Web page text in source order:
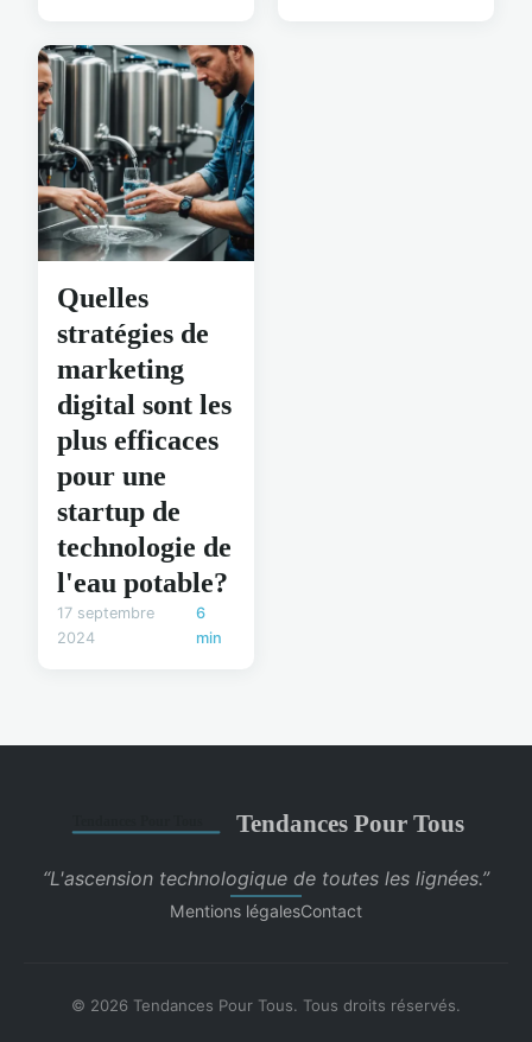
Quelles
stratégies de
marketing
digital sont les
plus efficaces
pour une
startup de
technologie de
l'eau potable?
17 septembre
2024
6
min
Tendances Pour Tous
“L'ascension technologique de toutes les lignées.”
Mentions légalesContact
© 2026 Tendances Pour Tous. Tous droits réservés.